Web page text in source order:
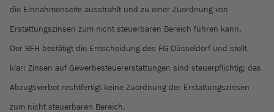
die Einnahmenseite ausstrahlt und zu einer Zuordnung von
Erstattungszinsen zum nicht steuerbaren Bereich führen kann.
Der BFH bestätigt die Entscheidung des FG Düsseldorf und stellt
klar: Zinsen auf Gewerbesteuererstattungen sind steuerpflichtig; das
Abzugsverbot rechtfertigt keine Zuordnung der Erstattungszinsen
zum nicht steuerbaren Bereich.